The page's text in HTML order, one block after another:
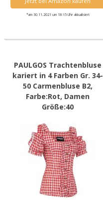
*am 30.11.2021 um 18:15 Uhr aktualisiert
PAULGOS Trachtenbluse
kariert in 4 Farben Gr. 34-
50 Carmenbluse B2,
Farbe:Rot, Damen
Größe:40